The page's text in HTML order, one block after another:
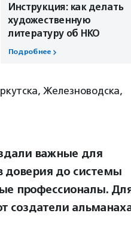
Инструкция: как делать
художественную
литературу об НКО
Подробнее
Железноводска,
важные для
доверия до системы
профессионалы.
создатели